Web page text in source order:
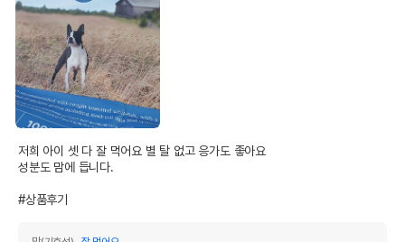
저희 아이 셋 다 잘 먹어요 별 탈 없고 응가도 좋아요
성분도 맘에 듭니다.
#상품후기